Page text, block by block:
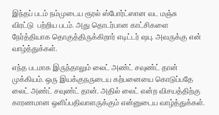
இந்தப் படம் நம்முடைய ரூரல் ஸ்போர்ட்ஸான வட மஞ்சு
விரட்டு பற்றிய படம். அது தொடர்பான காட்சிகளை
நேர்த்தியாக தொகுத்திருக்கிறார் எடிட்டர் ஷபு. அவருக்கு என்
வாழ்த்துக்கள்.
எந்த படமாக இருந்தாலும் லைட் அண்ட் சவுண்ட் தான்
முக்கியம். ஒரு இயக்குநருடைய கற்பனையை கொடுப்பதே
லைட் அண்ட் சவுண்ட் தான். அதில் லைட் என்ற விசயத்திற்கு
காரணமான ஒளிப்பதிவாளருக்கும் என்னுடைய வாழ்த்துக்கள்.